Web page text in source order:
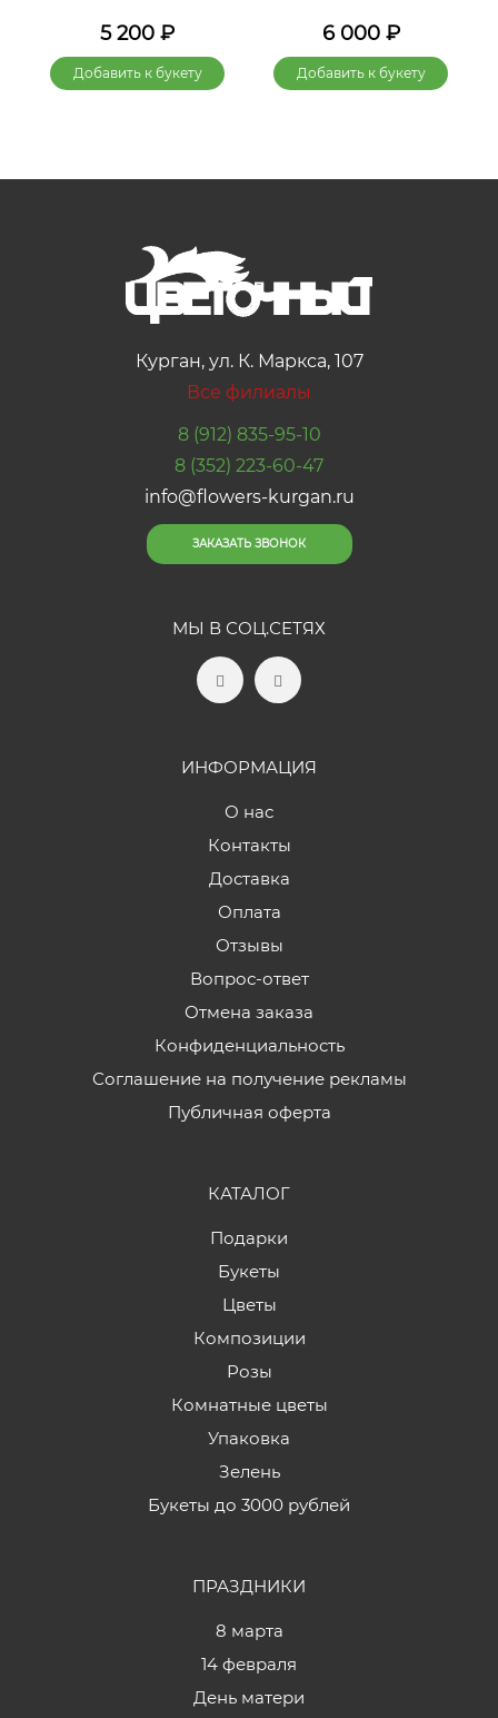
5 200 ₽
Добавить к букету
6 000₽
Добавить к букету
Курган, ул. К. Маркса, 107
Все филиалы
8 (912) 835-95-10
8 (352) 223-60-47
info@flowers-kurgan.ru
ЗАКАЗАТЬ ЗВОНОК
МЫ В СОЦ.СЕТЯХ
ИНФОРМАЦИЯ
О нас
Контакты
Доставка
Оплата
Отзывы
Вопрос-ответ
Отмена заказа
Конфиденциальность
Соглашение на получение рекламы
Публичная оферта
КАТАЛОГ
Подарки
Букеты
Цветы
Композиции
Розы
Комнатные цветы
Упаковка
Зелень
Букеты до 3000 рублей
ПРАЗДНИКИ
8 марта
14 февраля
День матери